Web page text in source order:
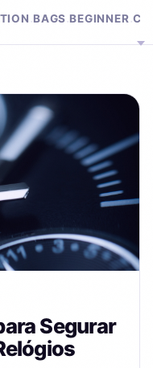
·BAGS·BEGINNER·
Segurar